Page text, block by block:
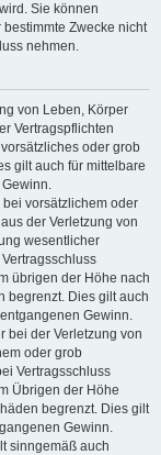
Sie können
Zwecke nicht
nehmen.
von Leben, Körper
Vertragspflichten
oder grob
gilt auch für mittelbare
vorsätzlichem oder
der Verletzung von
wesentlicher
übrigen der Höhe nach
begrenzt. Dies gilt auch
Gewinn.
bei der Verletzung von
oder grob
Vertragsschluss
Übrigen der Höhe
begrenzt. Dies gilt
Gewinn.
sinngemäß auch